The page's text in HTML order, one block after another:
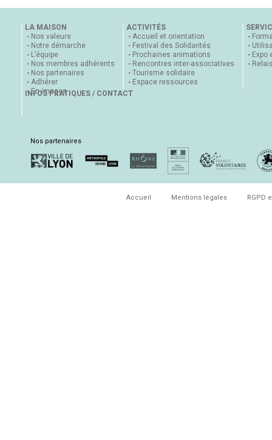
LA MAISON
Nos valeurs
Notre démarche
L’équipe
Nos membres adhérents
Nos partenaires
Adhérer
En images
ACTIVITÉS
Accueil et orientation
Festival des Solidarités
Prochaines animations
Rencontres inter-associatives
Tourisme solidaire
Espace ressources
Expo
INFOS PRATIQUES / CONTACT
Nos partenaires
Accueil Mentions légales RGPD